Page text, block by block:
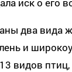
два вида
и
видов